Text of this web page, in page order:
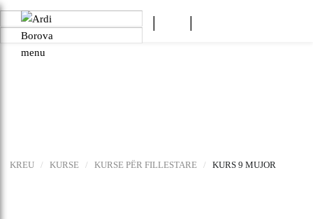
KREU / KURSE / KURSE PËR FILLESTARE / KURS 9 MUJOR
BOROVA
Pse "Borova Salon"
AKSESORË